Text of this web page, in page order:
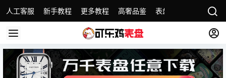
人工客服 新手教程 更多教程 高奢品鉴 表盘精选 名表故事